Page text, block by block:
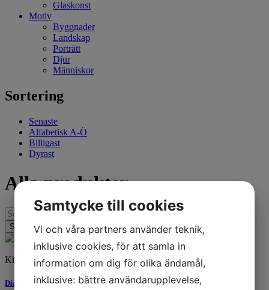
Glaskonst
Motiv
Byggnader
Landskap
Porträtt
Djur
Människor
Sortering
Senaste
Alfabetisk A-Ö
Billigast
Dyrast
Alla produkter
Kicki Edgren
Dialouge
Samtycke till cookies
Vi och våra partners använder teknik,
inklusive cookies, för att samla in
information om dig för olika ändamål,
inklusive: bättre användarupplevelse,